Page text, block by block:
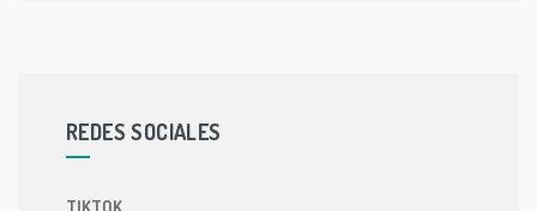
REDES SOCIALES